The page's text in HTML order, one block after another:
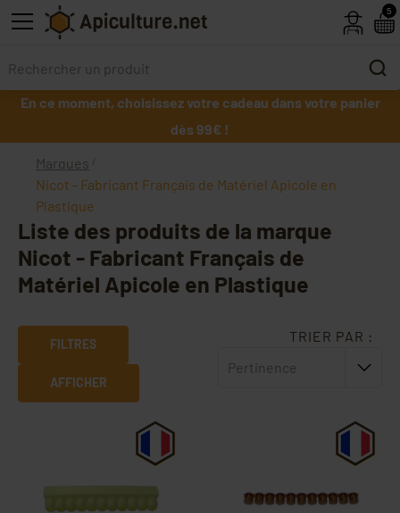
Skip to main content
En ce moment, choisissez votre cadeau dans votre panier
dès 99€ !
Marques
Nicot - Fabricant Français de Matériel Apicole en
Plastique
Liste des produits de la marque
Nicot - Fabricant Français de
Matériel Apicole en Plastique
FILTRES
AFFICHER
TRIER PAR :
Pertinence
5